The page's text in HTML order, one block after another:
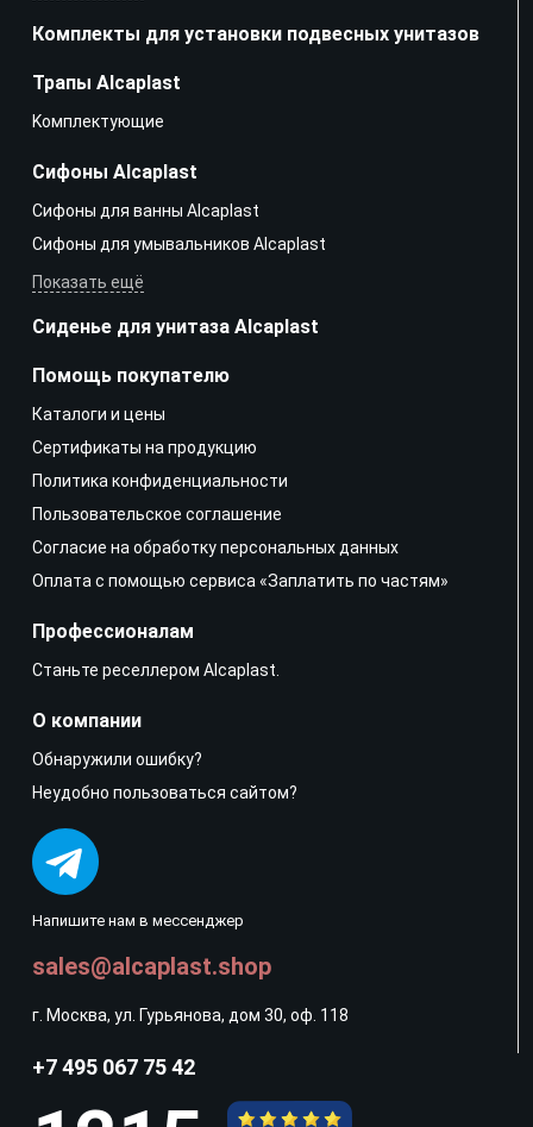
Комплекты для установки подвесных унитазов
Трапы Alcaplast
Kомплектующие
Сифоны Alcaplast
Сифоны для ванны Alcaplast
Сифоны для умывальников Alcaplast
Показать ещё
Сиденье для унитаза Alcaplast
Напишите нам в мессенджер
sales@alcaplast.shop
г. Москва, ул. Гурьянова, дом 30, оф. 118
Помощь покупателю
Каталоги и цены
Сертификаты на продукцию
Политика конфиденциальности
Пользовательское соглашение
Согласие на обработку персональных данных
Оплата с помощью сервиса «Заплатить по частям»
Профессионалам
Станьте реселлером Alcaplast.
О компании
Обнаружили ошибку?
Неудобно пользоваться сайтом?
+7 495 067 75 42